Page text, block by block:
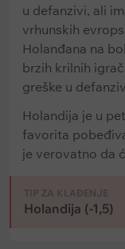
u defanzivi, ali
vrhunskih
Holanđana na
brzih krilnih
greške u
Holandija je u
favorita
je verovatno da
TIP ZA KLAĐENJE
Holandija (-1,5)